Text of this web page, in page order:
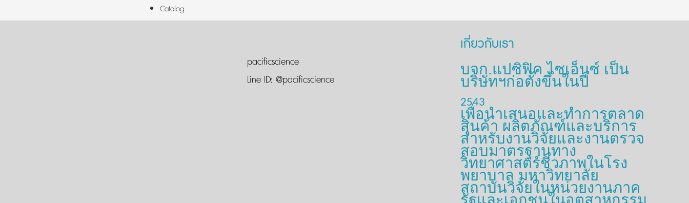
Catalog
pacificscience
Line ID: @pacificscience
เกี่ยวกับเรา
บจก.แปซิฟิค ไซเอ็นซ์ เป็น
บริษัทฯก่อตั้งขึ้นในปี
2543
เพื่อนำเสนอและทำการตลาด
สินค้า ผลิตภัณฑ์และบริการ
สำหรับงานวิจัยและงานตรวจ
สอบมาตรฐานทาง
วิทยาศาสตร์ชีวภาพในโรง
พยาบาล มหาวิทยาลัย
สถาบันวิจัยในหน่วยงานภาค